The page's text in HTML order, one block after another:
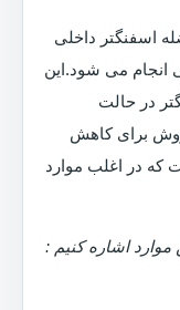
اسفنگتر داخلی
انجام می شود.این
در حالت
روش برای کاهش
که در اغلب موارد
اشاره کنیم :